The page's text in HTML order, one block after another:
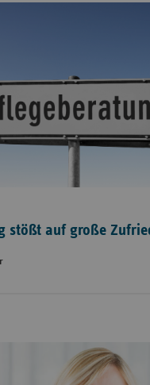
stößt auf große